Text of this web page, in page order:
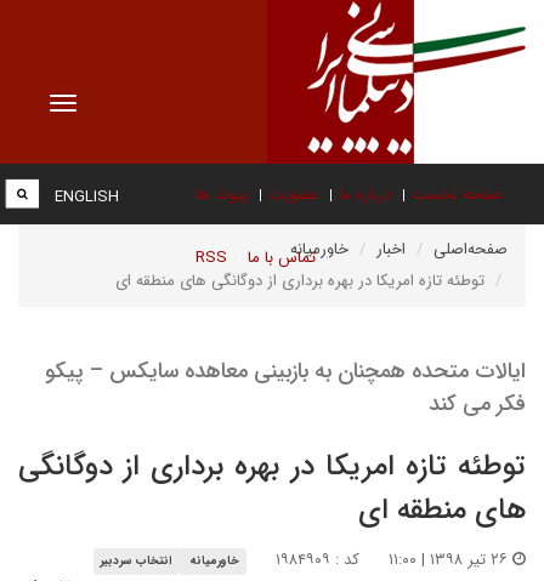
Toggle
صفحه نخست درباره ما عضویت پیوند ها
تماس با ما RSS
ENGLISH
صفحه‌اصلی اخبار
خاورمیانه
توطئه تازه امریکا در بهره برداری از دوگانگی های منطقه ای
ایالات متحده همچنان به بازبینی معاهده سایکس – پیکو
فکر می کند
توطئه تازه امریکا در بهره برداری از دوگانگی
های منطقه ای
کد : ۱۹۸۴۹۰۹ خاورمیانه انتخاب سردبیر